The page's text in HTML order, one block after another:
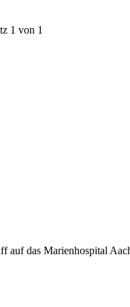
1 von 1
auf das Marienhospital